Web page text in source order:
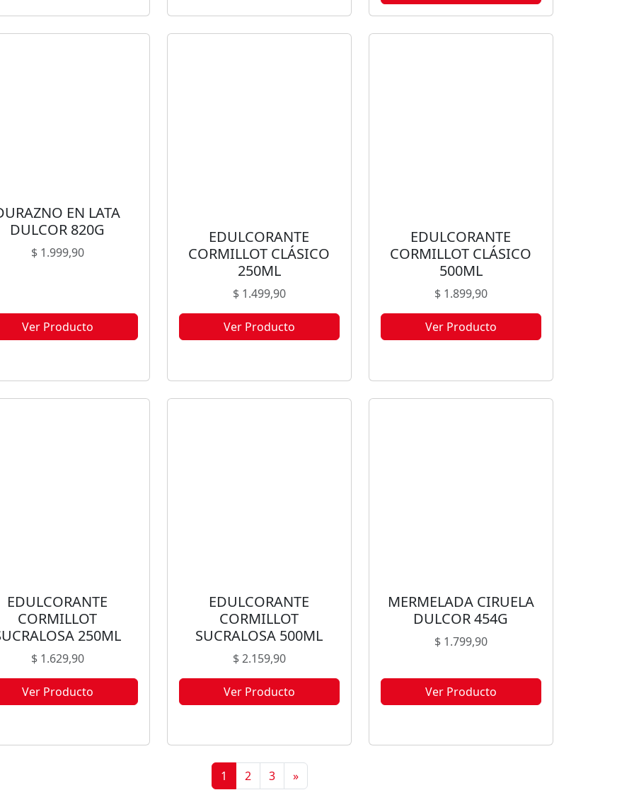
EN LATA
DULCOR 820G
$1.999,90
Ver Producto
EDULCORANTE
CORMILLOT CLÁSICO
250ML
$1.499,90
Ver Producto
EDULCORANTE
CORMILLOT CLÁSICO
500ML
$1.899,90
Ver Producto
EDULCORANTE
CORMILLOT
250ML
$1.629,90
Ver Producto
EDULCORANTE
CORMILLOT
SUCRALOSA 500ML
$2.159,90
Ver Producto
MERMELADA CIRUELA
DULCOR 454G
$1.799,90
Ver Producto
1 2 3 »